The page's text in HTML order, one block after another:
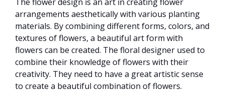
arrangements aesthetically with various planting
materials. By combining different forms, colors, and
textures of flowers, a beautiful art form with
flowers can be created. The floral designer used to
combine their knowledge of flowers with their
creativity. They need to have a great artistic sense
to create a beautiful combination of flowers.